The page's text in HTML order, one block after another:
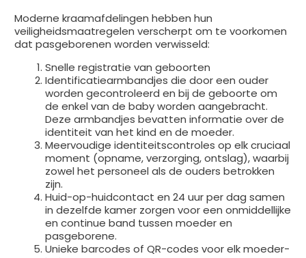
Moderne kraamafdelingen hebben hun
veiligheidsmaatregelen verscherpt om te voorkomen
dat pasgeborenen worden verwisseld:
Snelle registratie van geboorten
Identificatiearmbandjes die door een ouder
worden gecontroleerd en bij de geboorte om
de enkel van de baby worden aangebracht.
Deze armbandjes bevatten informatie over de
identiteit van het kind en de moeder.
Meervoudige identiteitscontroles op elk cruciaal
moment (opname, verzorging, ontslag), waarbij
zowel het personeel als de ouders betrokken
zijn.
Huid-op-huidcontact en 24 uur per dag samen
in dezelfde kamer zorgen voor een onmiddellijke
en continue band tussen moeder en
pasgeborene.
Unieke barcodes of QR-codes voor elk moeder-